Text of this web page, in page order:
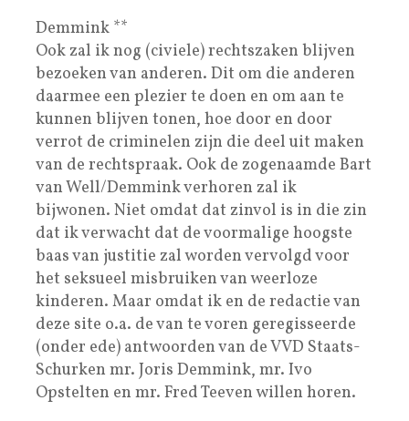
Demmink **
Ook zal ik nog (civiele) rechtszaken blijven
bezoeken van anderen. Dit om die anderen
daarmee een plezier te doen en om aan te
kunnen blijven tonen, hoe door en door
verrot de criminelen zijn die deel uit maken
van de rechtspraak. Ook de zogenaamde Bart
van Well/Demmink verhoren zal ik
bijwonen. Niet omdat dat zinvol is in die zin
dat ik verwacht dat de voormalige hoogste
baas van justitie zal worden vervolgd voor
het seksueel misbruiken van weerloze
kinderen. Maar omdat ik en de redactie van
deze site o.a. de van te voren geregisseerde
(onder ede) antwoorden van de VVD Staats-
Schurken mr. Joris Demmink, mr. Ivo
Opstelten en mr. Fred Teeven willen horen.